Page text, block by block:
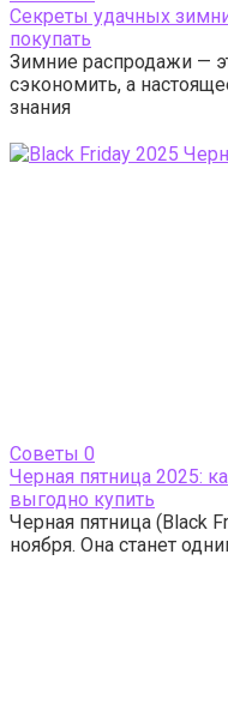
Секреты удачных
покупать
Зимние распродажи —
сэкономить, а
знания
Cоветы 0
Черная пятница 2025:
выгодно купить
Черная пятница (Black
ноября. Она станет